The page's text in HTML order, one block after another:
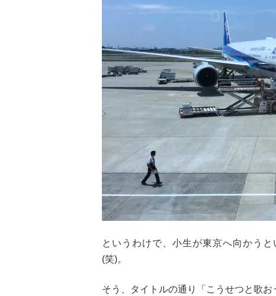
というわけで、小生が東京へ向かう
(笑)。
そう、タイトルの通り「こうせつと歌お